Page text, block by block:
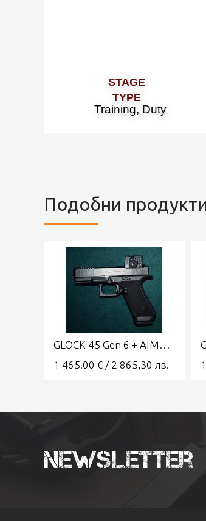
STAGE
TYPE
Training, Duty
Подобни продукти
GLOCK 45 Gen 6 + AIMPOINT COA 9x19 Combo A-CUT
1 465.00 € / 2 865,30 лв.
Newsletter